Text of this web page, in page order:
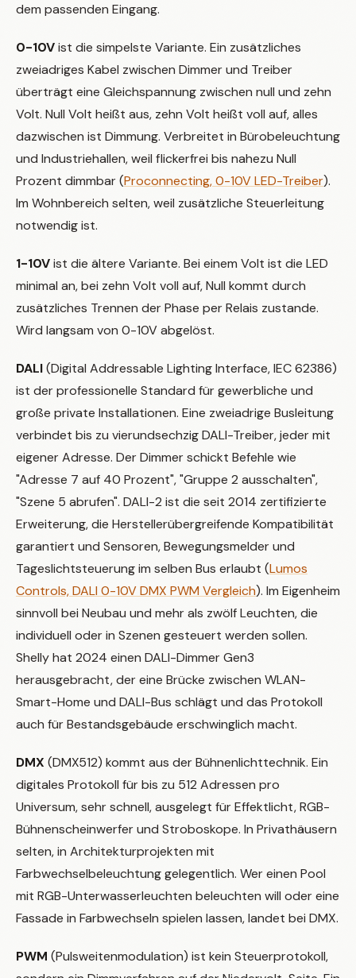
dem passenden Eingang.
0-10Vist die simpelste Variante. Ein zusätzliches
zweiadriges Kabel zwischen Dimmer und Treiber
überträgt eine Gleichspannung zwischen null und zehn
Volt. Null Volt heißt aus, zehn Volt heißt voll auf, alles
dazwischen ist Dimmung. Verbreitet in Bürobeleuchtung
und Industriehallen, weil flickerfrei bis nahezu Null
Prozent dimmbar (Proconnecting, 0-10V LED-Treiber).
Im Wohnbereich selten, weil zusätzliche Steuerleitung
notwendig ist.
1-10Vist die ältere Variante. Bei einem Volt ist die LED
minimal an, bei zehn Volt voll auf, Null kommt durch
zusätzliches Trennen der Phase per Relais zustande.
Wird langsam von 0-10V abgelöst.
DALI(Digital Addressable Lighting Interface, IEC 62386)
ist der professionelle Standard für gewerbliche und
große private Installationen. Eine zweiadrige Busleitung
verbindet bis zu vierundsechzig DALI-Treiber, jeder mit
eigener Adresse. Der Dimmer schickt Befehle wie
"Adresse 7 auf 40 Prozent", "Gruppe 2 ausschalten",
"Szene 5 abrufen". DALI-2 ist die seit 2014 zertifizierte
Erweiterung, die Herstellerübergreifende Kompatibilität
garantiert und Sensoren, Bewegungsmelder und
Tageslichtsteuerung im selben Bus erlaubt (Lumos
Controls, DALI 0-10V DMX PWM Vergleich). Im Eigenheim
sinnvoll bei Neubau und mehr als zwölf Leuchten, die
individuell oder in Szenen gesteuert werden sollen.
Shelly hat 2024 einen DALI-Dimmer Gen3
herausgebracht, der eine Brücke zwischen WLAN-
Smart-Home und DALI-Bus schlägt und das Protokoll
auch für Bestandsgebäude erschwinglich macht.
DMX (DMX512) kommt aus der Bühnenlichttechnik. Ein
digitales Protokoll für bis zu 512 Adressen pro
Universum, sehr schnell, ausgelegt für Effektlicht, RGB-
Bühnenscheinwerfer und Stroboskope. In Privathäusern
selten, in Architekturprojekten mit
Farbwechselbeleuchtung gelegentlich. Wer einen Pool
mit RGB-Unterwasserleuchten beleuchten will oder eine
Fassade in Farbwechseln spielen lassen, landet bei DMX.
PWM (Pulsweitenmodulation) ist kein Steuerprotokoll,